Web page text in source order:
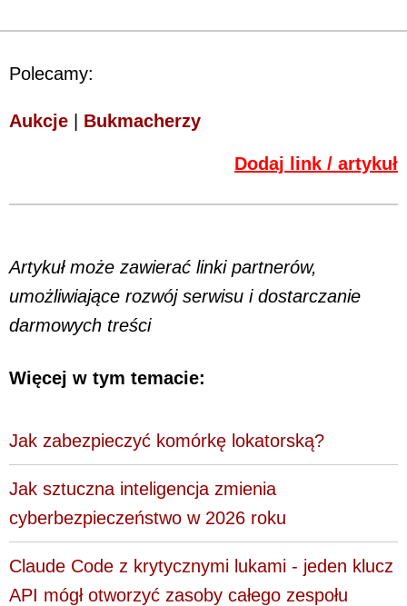
Polecamy:
Aukcje Bukmacherzy
Dodaj link / artykuł
Artykuł może zawierać linki partnerów,
umożliwiające rozwój serwisu i dostarczanie
darmowych treści
Więcej w tym temacie:
Jak zabezpieczyć komórkę lokatorską?
Jak sztuczna inteligencja zmienia
cyberbezpieczeństwo w 2026 roku
Claude Code z krytycznymi lukami - jeden klucz
API mógł otworzyć zasoby całego zespołu